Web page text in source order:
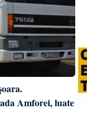
Amforei, luate